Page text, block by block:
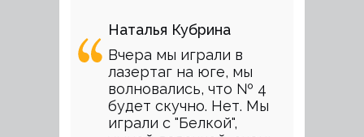
Наталья Кубрина
Вчера мы играли в
лазертаг на юге, мы
волновались, что № 4
будет скучно. Нет. Мы
играли с "Белкой",